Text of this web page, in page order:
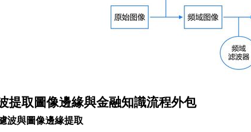
提取圖像邊緣與金融知識流程外包
波與圖像邊緣提取